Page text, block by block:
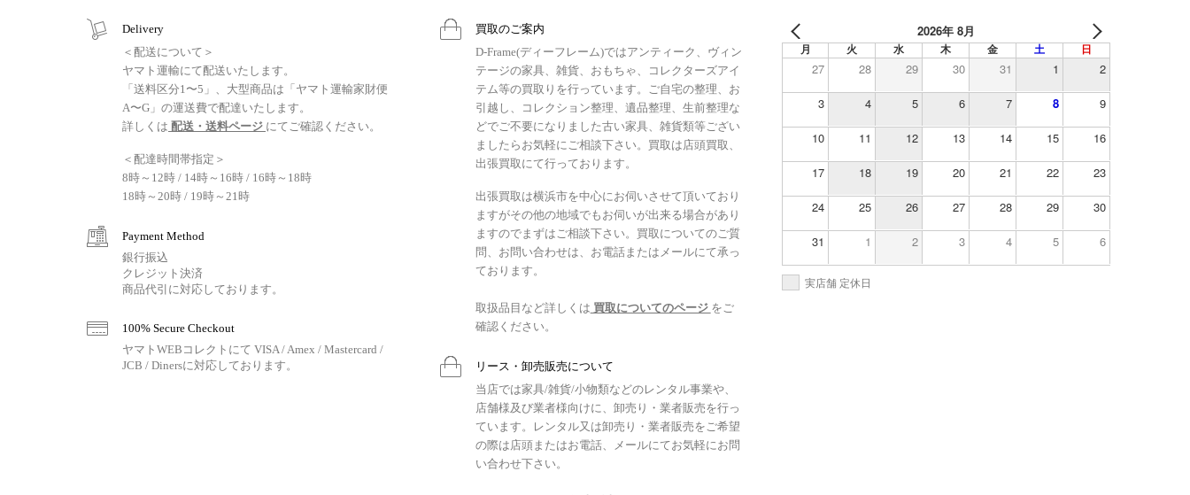
Delivery
＜配送について＞
ヤマト運輸にて配送いたします。
「送料区分1〜5」、大型商品は「ヤマト運輸家財便
A〜G」の運送費で配達いたします。
詳しくは 配送・送料ページ にてご確認ください。
＜配達時間帯指定＞
8時～12時 / 14時～16時 / 16時～18時
18時～20時 / 19時～21時
Payment Method
銀行振込
クレジット決済
商品代引に対応しております。
100% Secure Checkout
ヤマトWEBコレクトにて VISA / Amex / Mastercard /
JCB / Dinersに対応しております。
買取のご案内
D-Frame(ディーフレーム)ではアンティーク、ヴィン
テージの家具、雑貨、おもちゃ、コレクターズアイ
テム等の買取りを行っています。ご自宅の整理、お
引越し、コレクション整理、遺品整理、生前整理な
どでご不要になりました古い家具、雑貨類等ござい
ましたらお気軽にご相談下さい。買取は店頭買取、
出張買取にて行っております。
出張買取は横浜市を中心にお伺いさせて頂いており
ますがその他の地域でもお伺いが出来る場合があり
ますのでまずはご相談下さい。買取についてのご質
問、お問い合わせは、お電話またはメールにて承っ
ております。
取扱品目など詳しくは 買取についてのページ をご
確認ください。
リース・卸売販売について
当店では家具/雑貨/小物類などのレンタル事業や、
店舗様及び業者様向けに、卸売り・業者販売を行っ
ています。レンタル又は卸売り・業者販売をご希望
の際は店頭またはお電話、メールにてお気軽にお問
い合わせ下さい。
2026年 8月
月 火 水 木 金 土 日
27 28 29 30 31 1 2
3 4 5 6 7 8 9
10 11 12 13 14 15 16
17 18 19 20 21 22 23
24 25 26 27 28 29 30
31 1 2 3 4 5 6
実店舗 定休日